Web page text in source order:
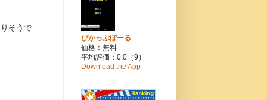
そうで
ぴかっぷぼーる
価格：無料
平均評価：0.0（9）
Download the App